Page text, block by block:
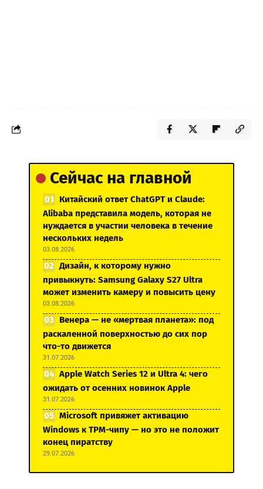
Сейчас на главной
Китайский ответ ChatGPT и Claude:
Alibaba представила модель, которая не
нуждается в участии человека в течение
нескольких недель
03.08.2026
Дизайн, к которому нужно
привыкнуть: Samsung Galaxy S27 Ultra
может изменить камеру и повысить цену
03.08.2026
Венера — не «мертвая планета»: под
раскаленной поверхностью до сих пор
что-то движется
31.07.2026
Apple Watch Series 12 и Ultra 4: чего
ожидать от осенних новинок Apple
31.07.2026
Microsoft привяжет активацию
Windows к TPM-чипу — но это не положит
конец пиратству
29.07.2026